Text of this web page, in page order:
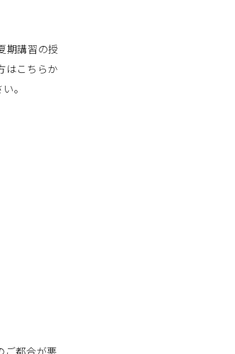
期講習の授
はこちらか
。
ご都合が悪